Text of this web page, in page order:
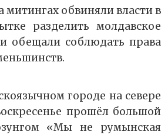
обвиняли власти в
разделить молдавское
обещали соблюдать права
городе на севере
прошёл большой
«Мы не румынская